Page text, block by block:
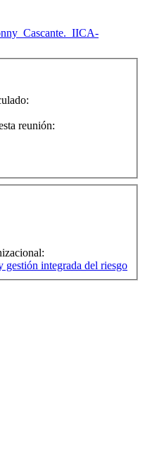
reunión:
integrada del riesgo